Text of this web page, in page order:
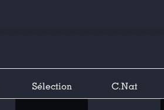
Sélection C.Nat